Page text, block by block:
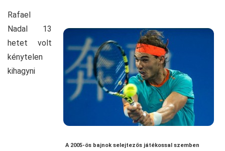
A 2005-ös bajnok selejtezős játékossal szemben
Rafael
Nadal 13
hetet volt
kénytelen
kihagyni